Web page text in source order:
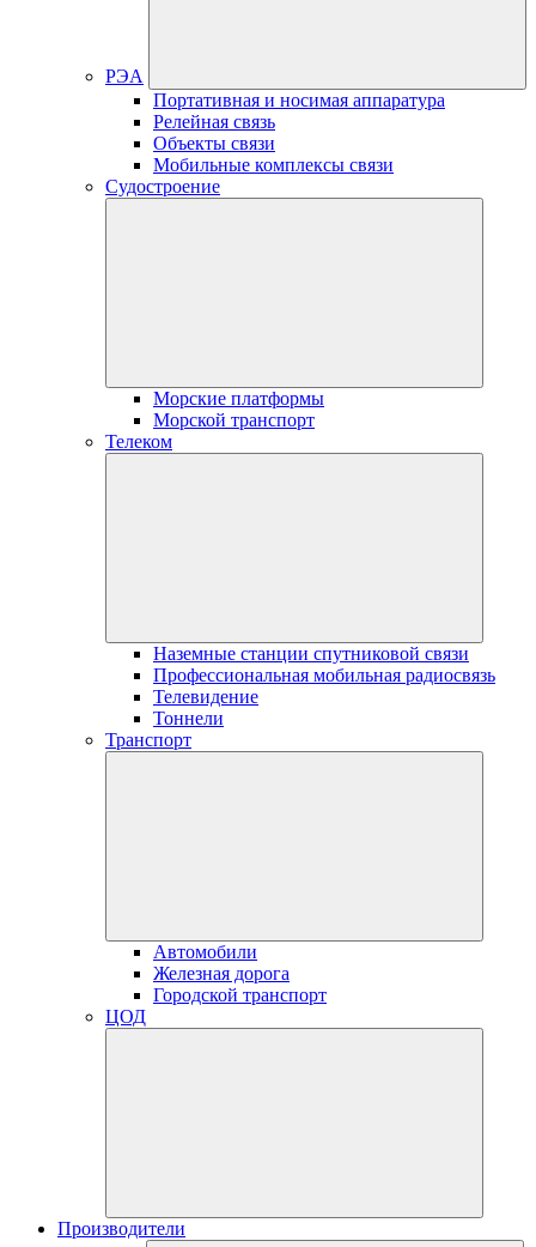
РЭА
Портативная и носимая аппаратура
Релейная связь
Объекты связи
Мобильные комплексы связи
Судостроение
Морские платформы
Морской транспорт
Телеком
Наземные станции спутниковой связи
Профессиональная мобильная радиосвязь
Телевидение
Тоннели
Транспорт
Автомобили
Железная дорога
Городской транспорт
ЦОД
Производители